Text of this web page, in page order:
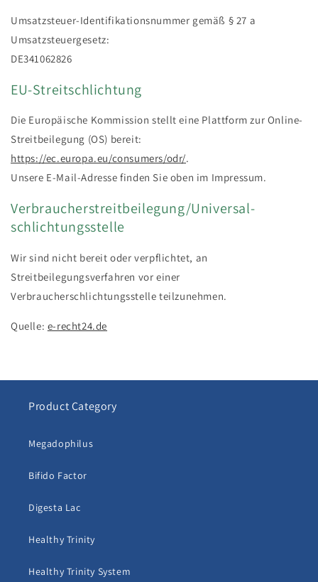
Umsatzsteuer-Identifikationsnummer gemäß § 27 a
Umsatzsteuergesetz:
DE341062826
EU-Streitschlichtung
Die Europäische Kommission stellt eine Plattform zur Online-
Streitbeilegung (OS) bereit:
https://ec.europa.eu/consumers/odr/.
Unsere E-Mail-Adresse finden Sie oben im Impressum.
Verbraucher­streit­beilegung/Universal­
schlichtungs­stelle
Wir sind nicht bereit oder verpflichtet, an
Streitbeilegungsverfahren vor einer
Verbraucherschlichtungsstelle teilzunehmen.
Quelle: e-recht24.de
Product Category
Megadophilus
Bifido Factor
Digesta Lac
Healthy Trinity
Healthy Trinity System